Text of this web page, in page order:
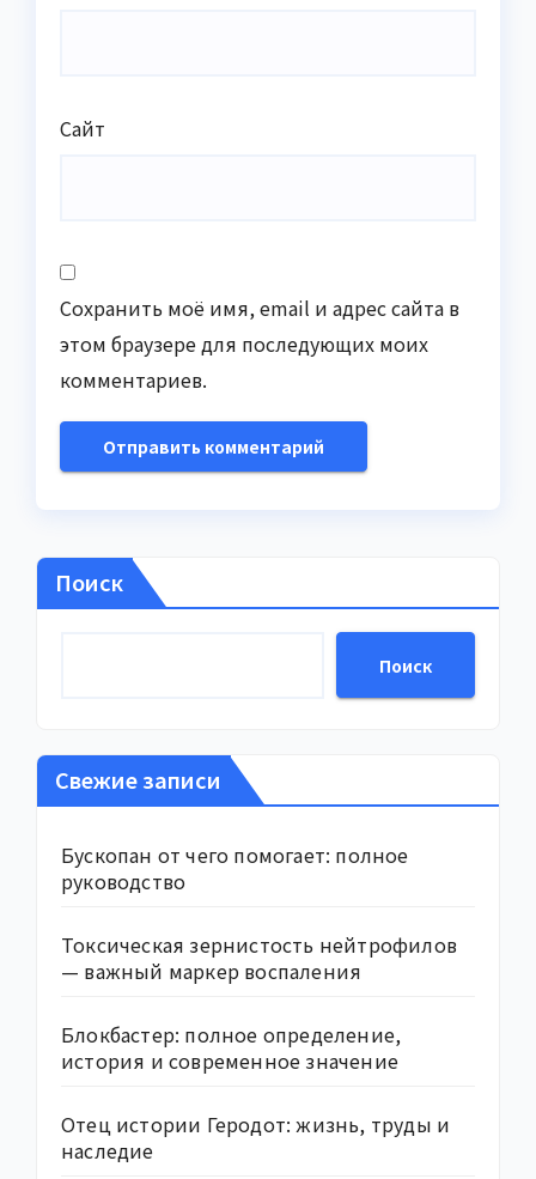
Сайт
Сохранить моё имя, email и адрес сайта в
этом браузере для последующих моих
комментариев.
Поиск
Поиск
Свежие записи
Бускопан от чего помогает: полное
руководство
Токсическая зернистость нейтрофилов
— важный маркер воспаления
Блокбастер: полное определение,
история и современное значение
Отец истории Геродот: жизнь, труды и
наследие